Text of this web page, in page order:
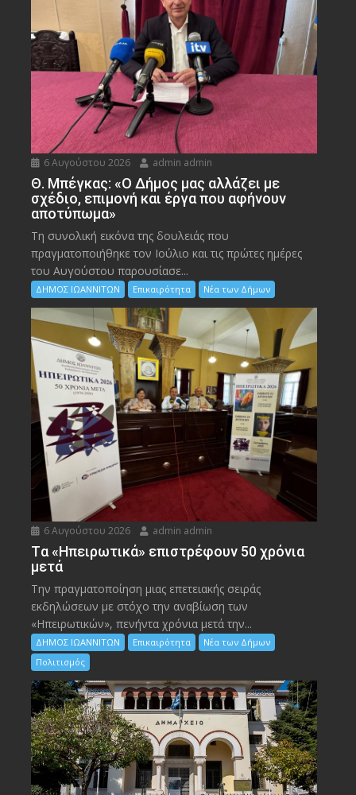
6 Αυγούστου 2026 admin admin
Θ. Μπέγκας: «Ο Δήμος μας αλλάζει με
σχέδιο, επιμονή και έργα που αφήνουν
αποτύπωμα»
Τη συνολική εικόνα της δουλειάς που
πραγματοποιήθηκε τον Ιούλιο και τις πρώτες ημέρες
του Αυγούστου παρουσίασε...
ΔΗΜΟΣ ΙΩΑΝΝΙΤΩΝ Επικαιρότητα Νέα των Δήμων
6 Αυγούστου 2026 admin admin
Tα «Ηπειρωτικά» επιστρέφουν 50 χρόνια
μετά
Την πραγματοποίηση μιας επετειακής σειράς
εκδηλώσεων με στόχο την αναβίωση των
«Ηπειρωτικών», πενήντα χρόνια μετά την...
ΔΗΜΟΣ ΙΩΑΝΝΙΤΩΝ Επικαιρότητα
Νέα των Δήμων
Πολιτισμός